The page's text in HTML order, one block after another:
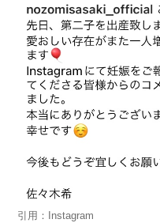
引用：Instagram